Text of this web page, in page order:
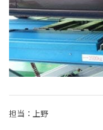
担当：上野